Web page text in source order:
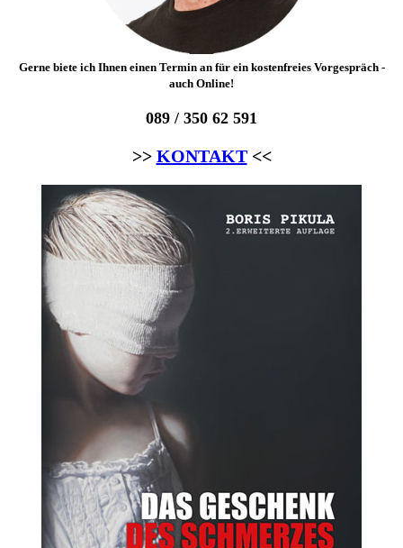
Gerne biete ich Ihnen einen Termin an für ein kostenfreies Vorgespräch -
auch Online!
089 / 350 62 591
>> KONTAKT<<